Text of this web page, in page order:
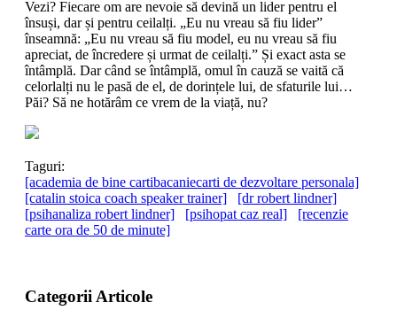
Vezi? Fiecare om are nevoie să devină un lider pentru el
însuși, dar și pentru ceilalți. „Eu nu vreau să fiu lider”
înseamnă: „Eu nu vreau să fiu model, eu nu vreau să fiu
apreciat, de încredere și urmat de ceilalți.” Și exact asta se
întâmplă. Dar când se întâmplă, omul în cauză se vaită că
celorlalți nu le pasă de el, de dorințele lui, de sfaturile lui…
Păi? Să ne hotărâm ce vrem de la viață, nu?
Taguri:
[academia de bine cartibacaniecarti de dezvoltare personala]
[catalin stoica coach speaker trainer]
[dr robert lindner]
[psihanaliza robert lindner]
[psihopat caz real]
[recenzie
carte ora de 50 de minute]
Categorii Articole